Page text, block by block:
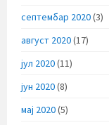
септембар 2020(3)
август 2020(17)
јул 2020(11)
јун 2020(8)
мај 2020(5)